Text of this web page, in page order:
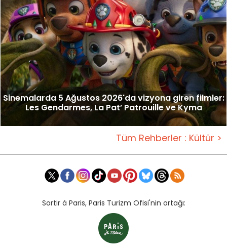
Sinemalarda 5 Ağustos 2026'da vizyona giren filmler:
Les Gendarmes, La Pat’ Patrouille ve Kyma
Tüm Rehberler : Kültür >
Sortir à Paris, Paris Turizm Ofisi'nin ortağı: